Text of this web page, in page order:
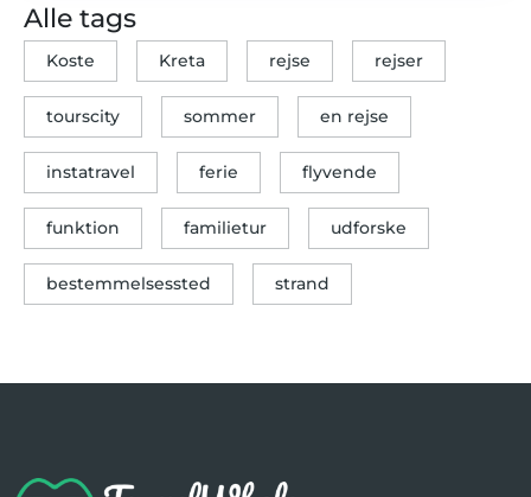
Alle tags
Koste Kreta rejse rejser
tourscity sommer en rejse
instatravel ferie flyvende
funktion familietur udforske
bestemmelsessted strand